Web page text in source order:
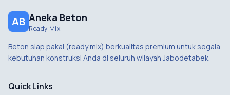
AB Aneka Beton
Ready Mix
Beton siap pakai (ready mix) berkualitas premium untuk segala
kebutuhan konstruksi Anda di seluruh wilayah Jabodetabek.
Quick Links